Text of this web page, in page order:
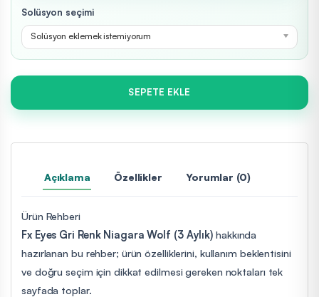
Solüsyon seçimi
Solüsyon eklemek istemiyorum
SEPETE EKLE
Açıklama Özellikler Yorumlar (0)
Ürün Rehberi
Fx Eyes Gri Renk Niagara Wolf (3 Aylık) hakkında
hazırlanan bu rehber; ürün özelliklerini, kullanım beklentisini
ve doğru seçim için dikkat edilmesi gereken noktaları tek
sayfada toplar.